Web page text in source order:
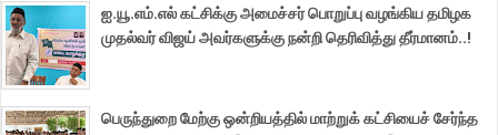
ஐ.யூ.எம்.எல் கட்சிக்கு அமைச்சர் பொறுப்பு வழங்கிய தமிழக
முதல்வர் விஜய் அவர்களுக்கு நன்றி தெரிவித்து தீர்மானம்..!
பெருந்துறை மேற்கு ஒன்றியத்தில் மாற்றுக் கட்சியைச் சேர்ந்த